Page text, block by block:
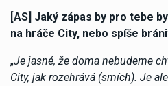
[AS] Jaký zápas by pro tebe
na hráče City, nebo spíše
„Je jasné, že doma nebudeme
City, jak rozehrává (smích). Je